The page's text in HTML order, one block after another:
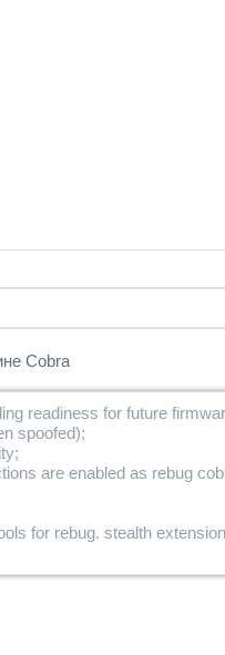
Cobra
readiness for future
spoofed);
are enabled as rebug
for rebug. stealth